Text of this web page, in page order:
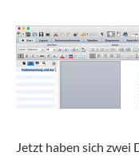
Jetzt haben sich zwei